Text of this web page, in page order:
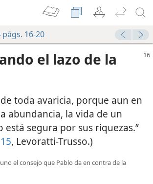
16-20
el lazo de la
toda avaricia, porque aun en
abundancia, la vida de un
está segura por sus riquezas.”
, Levoratti-Trusso.)
el consejo que Pablo da en contra de la